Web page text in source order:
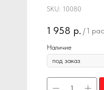
SKU: 10080
1 958 р. / 1
Наличие